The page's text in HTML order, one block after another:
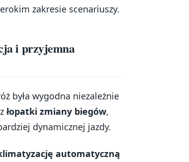
zakresie scenariuszy.
i przyjemna
była wygodna niezależnie
łopatki zmiany biegów,
dynamicznej jazdy.
automatyczną